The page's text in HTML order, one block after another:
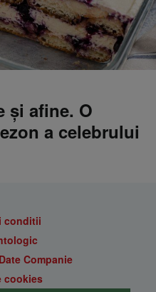
și afine. O
a celebrului
conditii
Companie
cookies